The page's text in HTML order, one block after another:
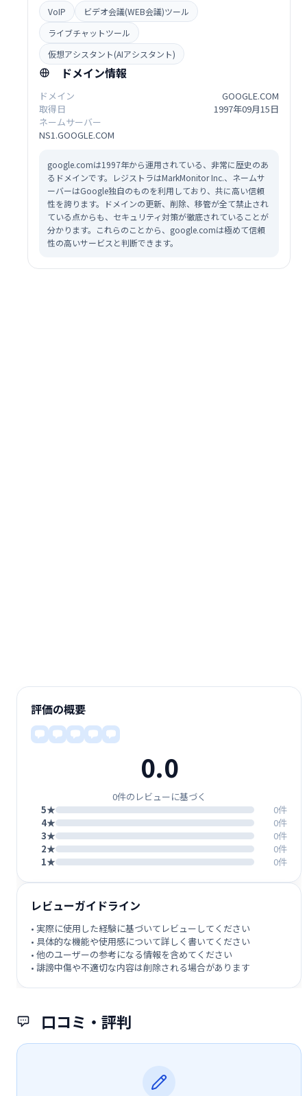
VoIP
ビデオ会議(WEB会議)ツール
ライブチャットツール
仮想アシスタント(AIアシスタント)
ドメイン情報
ドメイン
GOOGLE.COM
取得日
1997年09月15日
ネームサーバー
NS1.GOOGLE.COM
google.comは1997年から運用されている、非常に歴史のあ
るドメインです。レジストラはMarkMonitor Inc.、ネームサ
ーバーはGoogle独自のものを利用しており、共に高い信頼
性を誇ります。ドメインの更新、削除、移管が全て禁止され
ている点からも、セキュリティ対策が徹底されていることが
分かります。これらのことから、google.comは極めて信頼
性の高いサービスと判断できます。
口コミ・評判
評価の概要
0.0
0件のレビューに基づく
5★
0件
4★
0件
3★
0件
2★
0件
1★
0件
レビューガイドライン
• 実際に使用した経験に基づいてレビューしてください
• 具体的な機能や使用感について詳しく書いてください
• 他のユーザーの参考になる情報を含めてください
• 誹謗中傷や不適切な内容は削除される場合があります